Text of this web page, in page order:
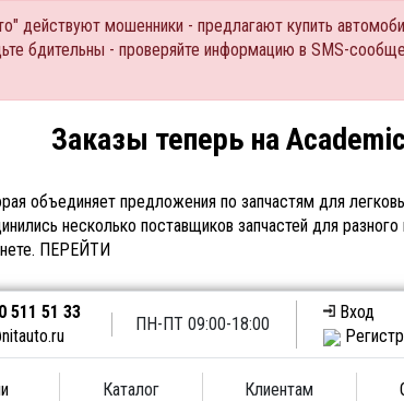
действуют мошенники - предлагают купить
бдительны - проверяйте информацию в SMS-
Заказы теперь на Academic
объединяет предложения по запчастям для
несколько поставщиков запчастей для
ПЕРЕЙТИ
511 51 33
ПН-ПТ 09:00-18:00
Вход
Каталог Клиентам